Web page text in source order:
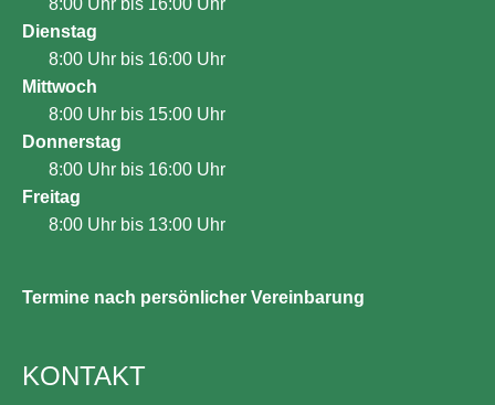
8:00 Uhr bis 16:00 Uhr
Dienstag
8:00 Uhr bis 16:00 Uhr
Mittwoch
8:00 Uhr bis 15:00 Uhr
Donnerstag
8:00 Uhr bis 16:00 Uhr
Freitag
8:00 Uhr bis 13:00 Uhr
Termine nach persönlicher Vereinbarung
KONTAKT